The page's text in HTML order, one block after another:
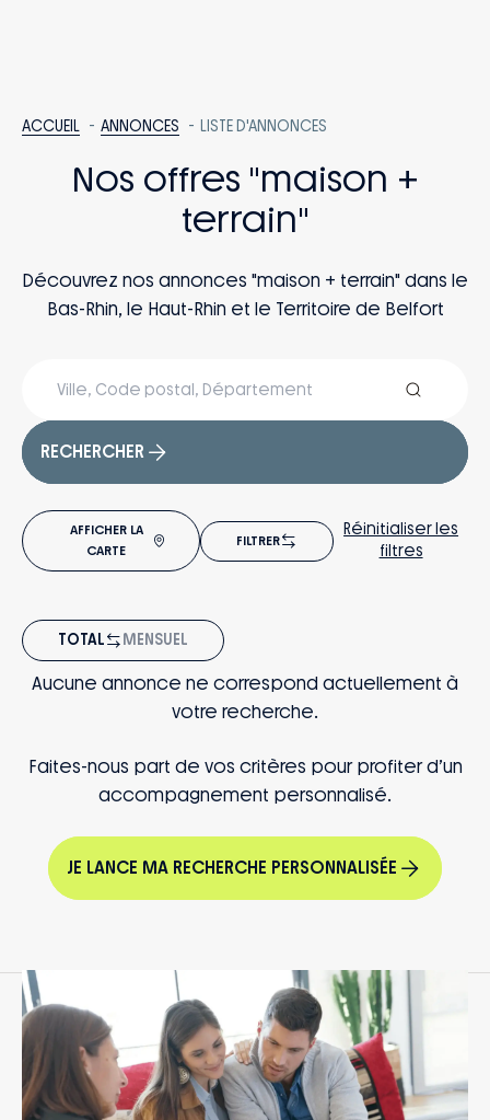
ACCUEIL ANNONCES LISTE D'ANNONCES
Nos offres "maison +
terrain"
Découvrez nos annonces "maison + terrain" dans le
Bas-Rhin, le Haut-Rhin et le Territoire de Belfort
RECHERCHER
AFFICHER LA
CARTE
FILTRER
Réinitialiser les
filtres
TOTAL MENSUEL
Aucune annonce ne correspond actuellement à
votre recherche.
Faites-nous part de vos critères pour profiter d’un
accompagnement personnalisé.
JE LANCE MA RECHERCHE PERSONNALISÉE